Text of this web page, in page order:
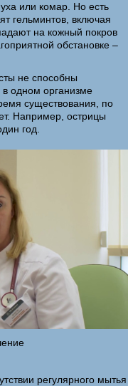
или комар. Но есть
гельминтов, включая
на кожный покров
обстановке –
не способны
в одном организме
существования, по
Например, острицы
год.
регулярного мытья